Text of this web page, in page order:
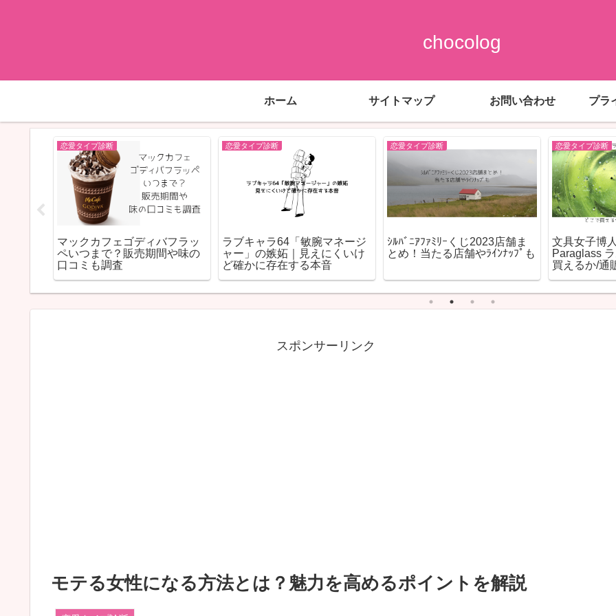
chocolog
ホーム サイトマップ お問い合わせ プラ
恋愛タイプ診断
マックカフェゴディバフラッ
ペいつまで？販売期間や味の
口コミも調査
恋愛タイプ診断
ラブキャラ64「敏腕マネージ
ャー」の嫉妬｜見えにくいけ
ど確かに存在する本音
恋愛タイプ診断
ｼﾙﾊﾞﾆｱﾌｧﾐﾘｰくじ2023店舗ま
とめ！当たる店舗やﾗｲﾝﾅｯﾌﾟも
恋愛タイプ診断
文具女子博
Paraglass
買えるか/通
スポンサーリンク
モテる女性になる方法とは？魅力を高めるポイントを解説